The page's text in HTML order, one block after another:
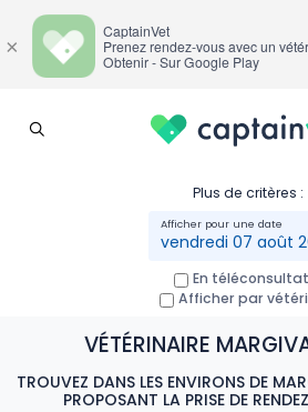
Plus de critères :
vendredi 07 août
En
Afficher par
VÉTÉRINAIRE
TROUVEZ DANS LES ENVIRONS DE
PROPOSANT LA PRISE DE
×
CaptainVet
Prenez rendez-vous avec un
Obtenir - Sur Google Play